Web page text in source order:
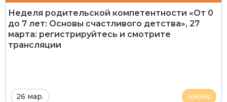
Неделя родительской компетентности «От 0
до 7 лет: Основы счастливого детства», 27
марта: регистрируйтесь и смотрите
трансляции
26 мар. Анонс